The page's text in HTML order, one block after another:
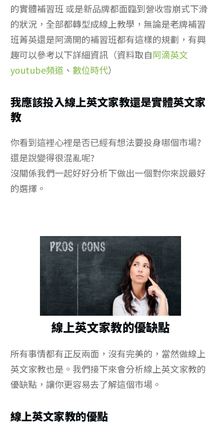
的實體補習班 或是新品牌都面臨到營收雪崩式下滑
的狀況，全部都轉型成線上教學，無論是老牌補習
班菁英還是阿滴開的補習班都有這樣的規劃，有興
趣可以參考以下詳細資訊（資料取自阿滴英文
youtube頻道 、 數位時代）
我應該投入線上英文家教還是實體英文家
教
你看到這裡心裡是否已經有想法要投身哪個市場?
還是說變得很混亂呢?
沒關係我們一起好好分析下做出一個對你來說最好
的選擇。
線上英文家教的優缺點
所有事情都有正反兩面，沒有完美的，當然做線上
英文家教也是。我們接下來會分析線上英文家教的
優缺點，讓你更容易去了解這個市場。
線上英文家教的優點